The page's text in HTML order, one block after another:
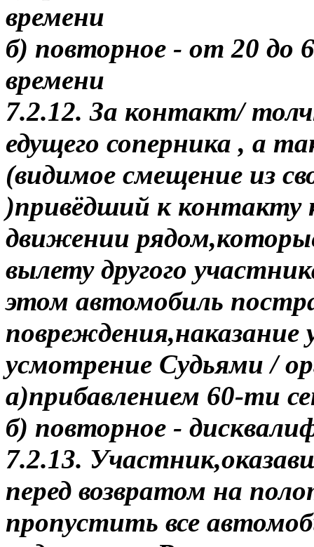
времени
б) повторное - от 20 до
времени
7.2.12. За контакт/
едущего соперника , а
(видимое смещение из
)привёдший к
движении
вылету другого
этом автомобиль
повреждения,наказание
усмотрение Судьями /
а)прибавлением 60-ти
б) повторное -
7.2.13.
перед возвратом на
пропустить все